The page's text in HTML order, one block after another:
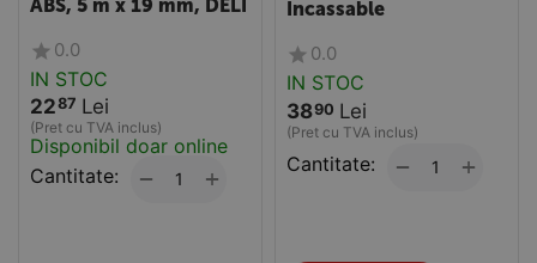
ABS, 5 m x 19 mm, DELI
0.0
IN STOC
2287 Lei
(Pret cu TVA inclus)
Disponibil doar online
Cantitate:
+
−
Incassable
0.0
IN STOC
3890 Lei
(Pret cu TVA inclus)
Cantitate: +
−